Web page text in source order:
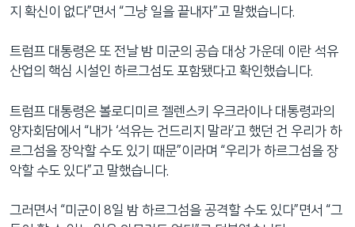
지 확신이 없다”면서 “그냥 일을 끝내자”고 말했습니다.
트럼프 대통령은 또 전날 밤 미군의 공습 대상 가운데 이란 석유
산업의 핵심 시설인 하르그섬도 포함됐다고 확인했습니다.
트럼프 대통령은 볼로디미르 젤렌스키 우크라이나 대통령과의
양자회담에서 “내가 ‘석유는 건드리지 말라’고 했던 건 우리가 하
르그섬을 장악할 수도 있기 때문”이라며 “우리가 하르그섬을 장
악할 수도 있다”고 말했습니다.
그러면서 “미군이 8일 밤 하르그섬을 공격할 수도 있다”면서 “그